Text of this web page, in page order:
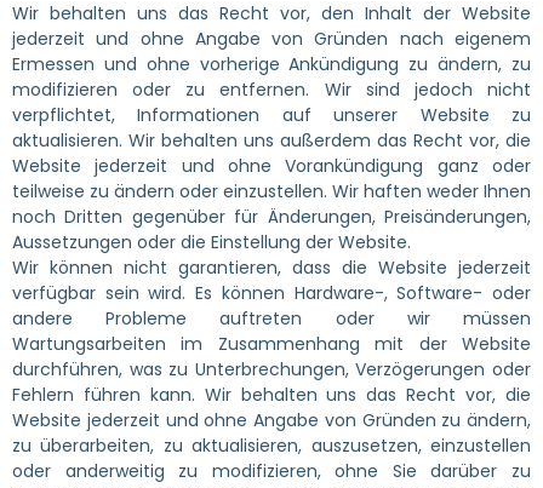
Wir behalten uns das Recht vor, den Inhalt der Website
jederzeit und ohne Angabe von Gründen nach eigenem
Ermessen und ohne vorherige Ankündigung zu ändern, zu
modifizieren oder zu entfernen. Wir sind jedoch nicht
verpflichtet, Informationen auf unserer Website zu
aktualisieren. Wir behalten uns außerdem das Recht vor, die
Website jederzeit und ohne Vorankündigung ganz oder
teilweise zu ändern oder einzustellen. Wir haften weder Ihnen
noch Dritten gegenüber für Änderungen, Preisänderungen,
Aussetzungen oder die Einstellung der Website.
Wir können nicht garantieren, dass die Website jederzeit
verfügbar sein wird. Es können Hardware-, Software- oder
andere Probleme auftreten oder wir müssen
Wartungsarbeiten im Zusammenhang mit der Website
durchführen, was zu Unterbrechungen, Verzögerungen oder
Fehlern führen kann. Wir behalten uns das Recht vor, die
Website jederzeit und ohne Angabe von Gründen zu ändern,
zu überarbeiten, zu aktualisieren, auszusetzen, einzustellen
oder anderweitig zu modifizieren, ohne Sie darüber zu